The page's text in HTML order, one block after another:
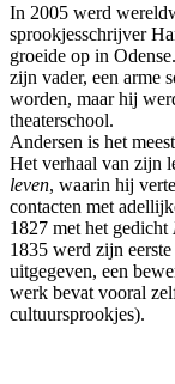
In 2005 werd
sprookjesschrijver
groeide op in
zijn vader, een arme
worden, maar hij
theaterschool.
Andersen is het
Het verhaal van zijn
leven, waarin hij
contacten met
1827 met het gedicht
1835 werd zijn
uitgegeven, een
werk bevat vooral
cultuursprookjes).